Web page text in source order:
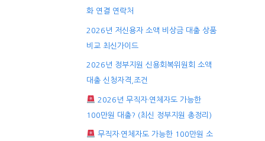
화 연결 연락처
2026년 저신용자 소액 비상금 대출 상품
비교 최신가이드
2026년 정부지원 신용회복위원회 소액
대출 신청자격,조건
2026년 무직자·연체자도 가능한
100만원 대출? (최신 정부지원 총정리)
무직자·연체자도 가능한 100만원 소